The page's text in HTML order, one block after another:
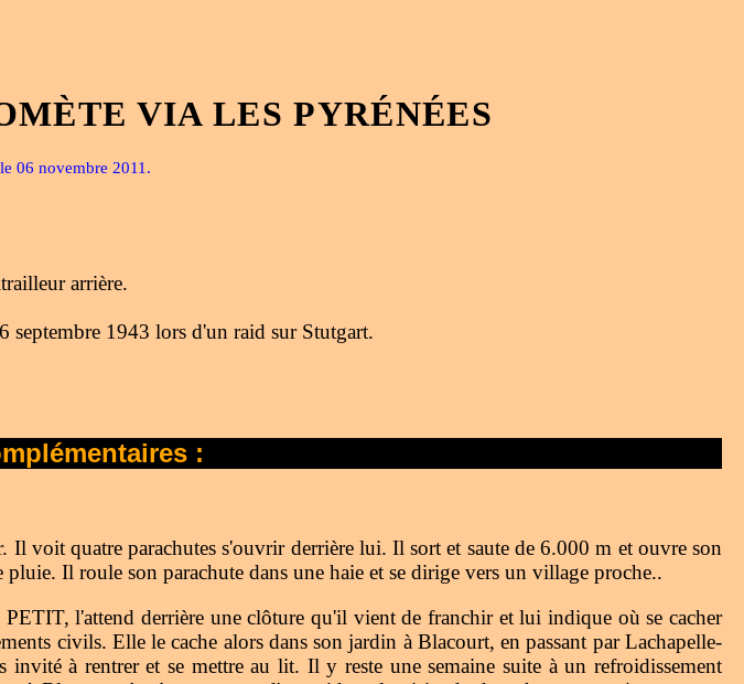
VIA LES PYRÉNÉES
06 novembre 2011.
arrière.
septembre 1943 lors d'un raid sur Stutgart.
:
voit quatre parachutes s'ouvrir derrière lui. Il sort et saute de 6.000 m et ouvre son
Il roule son parachute dans une haie et se dirige vers un village proche..
l'attend derrière une clôture qu'il vient de franchir et lui indique où se cacher
civils. Elle le cache alors dans son jardin à Blacourt, en passant par Lachapelle-
à rentrer et se mettre au lit. Il y reste une semaine suite à un refroidissement